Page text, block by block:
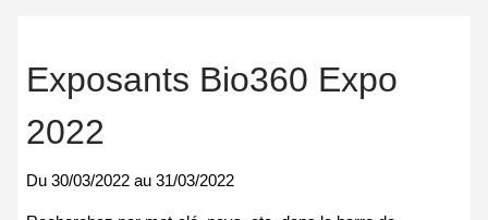
Exposants Bio360 Expo
2022
Du 30/03/2022 au 31/03/2022